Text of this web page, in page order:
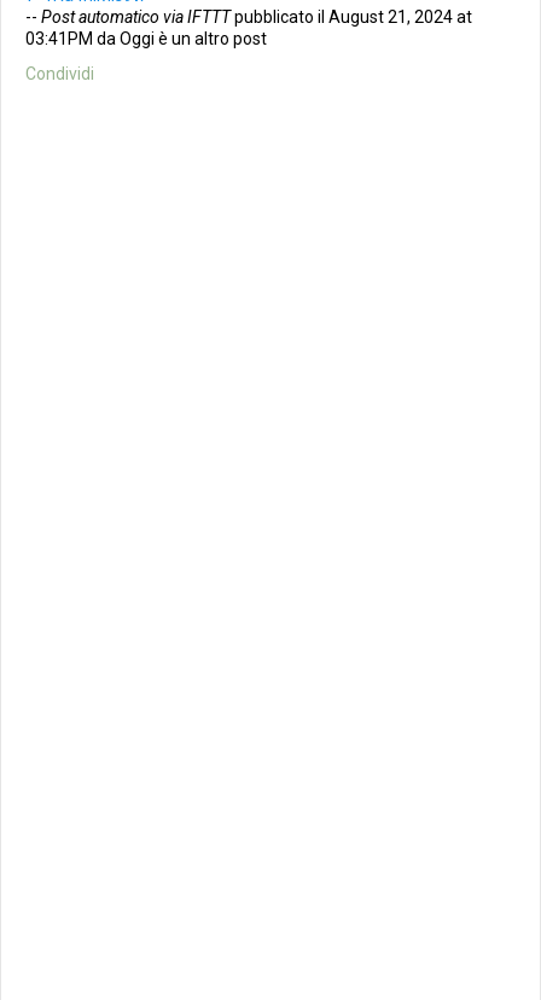
-- Post automatico via IFTTTpubblicato il August 21, 2024 at
03:41PM da Oggi è un altro post
Condividi